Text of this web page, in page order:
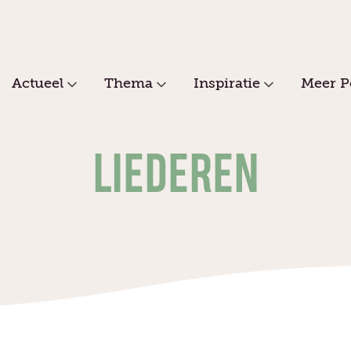
Actueel Thema Inspiratie Meer
LIEDEREN